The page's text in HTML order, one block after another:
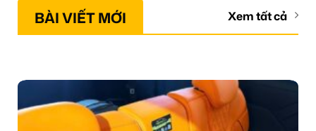
BÀI VIẾT MỚI Xem tất cả